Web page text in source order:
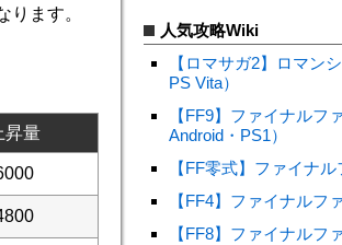
ります。
昇量
人気攻略Wiki
【ロマサガ2】ロマン
PS Vita）
【FF9】ファイナルフ
Android・PS1）
【FF零式】ファイナ
【FF4】ファイナルフ
【FF8】ファイナルフ